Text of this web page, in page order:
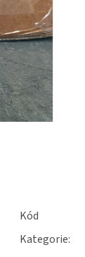
Kód
Kategorie: